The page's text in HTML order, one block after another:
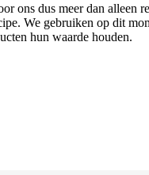
ons dus meer dan alleen
We gebruiken op dit
hun waarde houden.